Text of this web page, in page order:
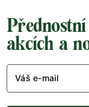
akcích a
Váš e-mail